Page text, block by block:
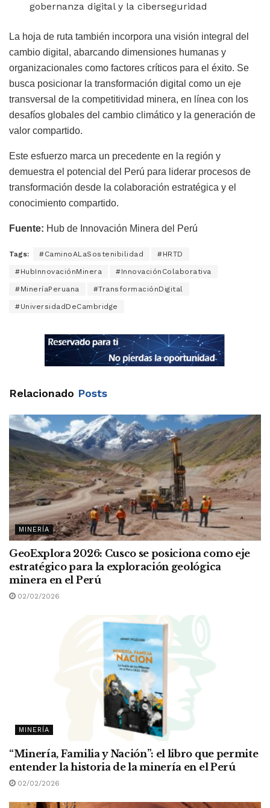
gobernanza digital y la ciberseguridad
La hoja de ruta también incorpora una visión integral del
cambio digital, abarcando dimensiones humanas y
organizacionales como factores críticos para el éxito. Se
busca posicionar la transformación digital como un eje
transversal de la competitividad minera, en línea con los
desafíos globales del cambio climático y la generación de
valor compartido.
Este esfuerzo marca un precedente en la región y
demuestra el potencial del Perú para liderar procesos de
transformación desde la colaboración estratégica y el
conocimiento compartido.
Fuente: Hub de Innovación Minera del Perú
Tags: #CaminoALaSostenibilidad #HRTD
#HubInnovaciónMinera #InnovaciónColaborativa
#MineríaPeruana #TransformaciónDigital
#UniversidadDeCambridge
Relacionado Posts
MINERÍA
GeoExplora 2026: Cusco se posiciona como eje
estratégico para la exploración geológica
minera en el Perú
02/02/2026
MINERÍA
“Minería, Familia y Nación”: el libro que permite
entender la historia de la minería en el Perú
02/02/2026